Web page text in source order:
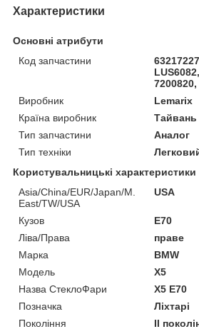
Характеристики
Основні атрибути
Код запчастини
Виробник
Lemarix
Країна виробник
Тайвань
Тип запчастини
Аналог
Тип техніки
Користувальницькі характеристики
Asia/China/EUR/Japan/M.
East/TW/USA
USA
Кузов
E70
Ліва/Права
праве
Марка
BMW
Мoдель
X5
Назва СтеклоФари
X5 E70
Позначка
Ліхтарі
Покоління
II